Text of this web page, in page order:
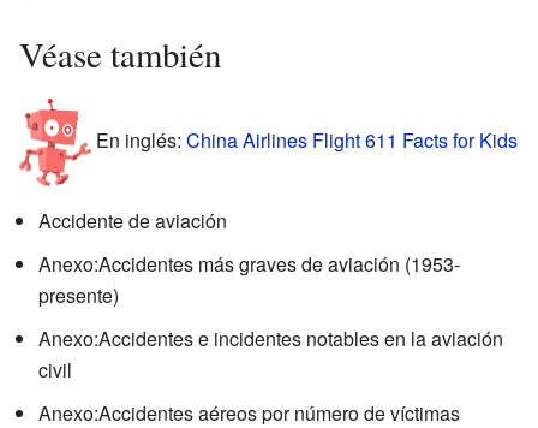
Véase también
En inglés: China Airlines Flight 611 Facts for Kids
Accidente de aviación
Anexo:Accidentes más graves de aviación (1953-
presente)
Anexo:Accidentes e incidentes notables en la aviación
civil
Anexo:Accidentes aéreos por número de víctimas